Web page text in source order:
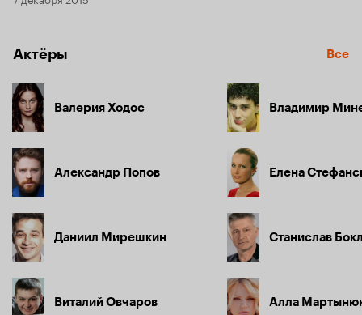
Актёры Все
Валерия Ходос
Александр Попов
Даниил Мирешкин
Виталий Овчаров
Владимир
Елена
Станислав
Алла